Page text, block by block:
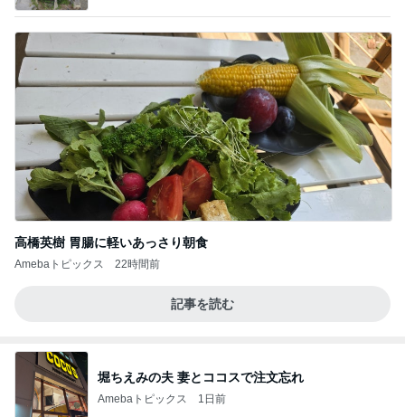
高橋英樹 胃腸に軽いあっさり朝食
Amebaトピックス 22時間前
記事を読む
堀ちえみの夫 妻とココスで注文忘れ
Amebaトピックス 1日前